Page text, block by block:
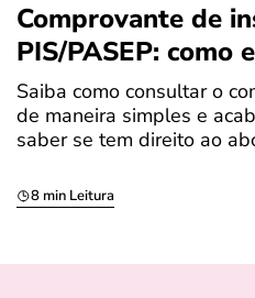
Comprovante de
PIS/PASEP: como
Saiba como consultar o
de maneira simples e
saber se tem direito ao
8 min Leitura